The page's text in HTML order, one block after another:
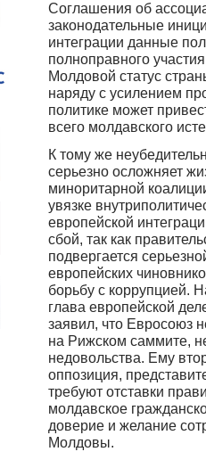
Соглашения об
законодательные
интеграции данные
полноправного
Молдовой статус
наряду с усилением
политике может
всего молдавского
К тому же
серьезно осложняет
миноритарной
увязке
европейской
сбой, так как
подвергается
европейских
борьбу с коррупцией.
глава европейской
заявил, что Евросоюз
на Рижском саммите,
недовольства. Ему
оппозиция,
требуют отставки
молдавское
доверие и желание
Молдовы.